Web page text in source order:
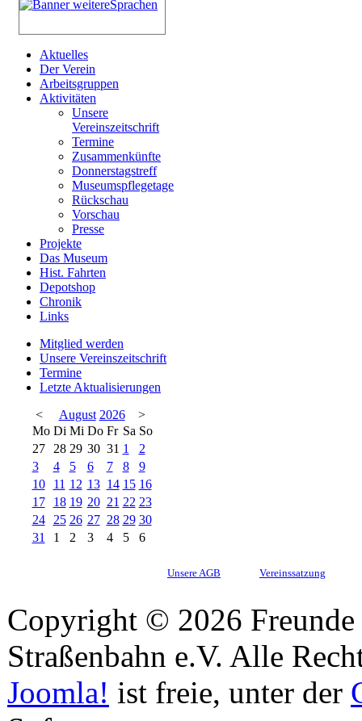
Aktuelles
Der Verein
Arbeitsgruppen
Aktivitäten
Unsere
Vereinszeitschrift
Termine
Zusammenkünfte
Donnerstagstreff
Museumspflegetage
Rückschau
Vorschau
Presse
Projekte
Das Museum
Hist. Fahrten
Depotshop
Chronik
Links
Mitglied werden
Unsere Vereinszeitschrift
Termine
Letzte Aktualisierungen
<
August 2026
>
Mo Di Mi Do Fr Sa So
27
28 29 30 31 1
2
3
4 5 6 7 8
9
10
11 12 13 14 15 16
17
18 19 20 21 22 23
24
25 26 27 28 29 30
31
1 2 3 4 5 6
Unsere AGB Vereinssatzung
Copyright © 2026
Straßenbahn e.V. Alle
Joomla! ist freie, unter der